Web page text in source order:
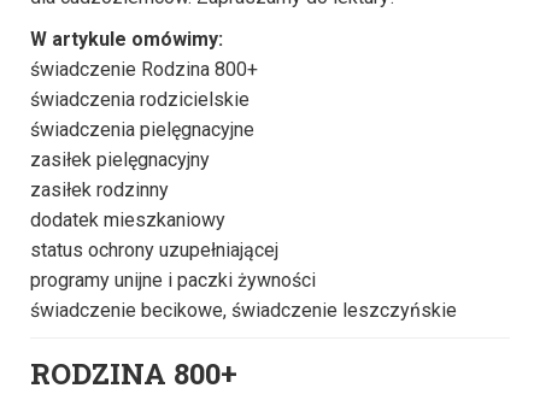
W artykule omówimy:
świadczenie Rodzina 800+
świadczenia rodzicielskie
świadczenia pielęgnacyjne
zasiłek pielęgnacyjny
zasiłek rodzinny
dodatek mieszkaniowy
status ochrony uzupełniającej
programy unijne i paczki żywności
świadczenie becikowe, świadczenie leszczyńskie
RODZINA 800+